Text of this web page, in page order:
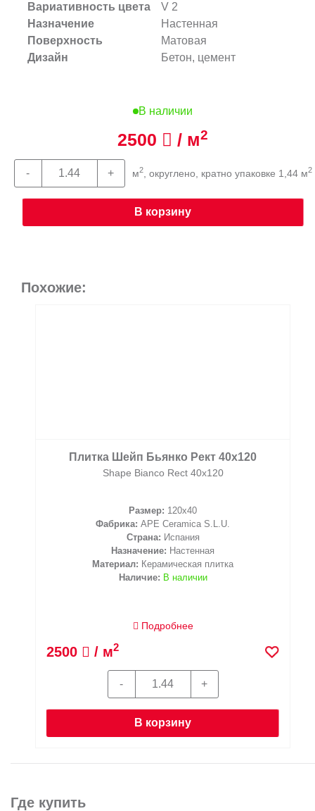
Вариативность цвета
V 2
Назначение
Настенная
Поверхность
Матовая
Дизайн
Бетон, цемент
В наличии
2500 / м2
м2, округлено, кратно упаковке 1,44 м2
В корзину
Похожие:
Плитка Шейп Бьянко Рект 40x120
Shape Bianco Rect 40x120
Размер: 120x40
Фабрика:APE Ceramica S.L.U.
Страна: Испания
Назначение: Настенная
Материал: Керамическая плитка
Наличие: В наличии
Подробнее
2500 / м2
В корзину
Где купить